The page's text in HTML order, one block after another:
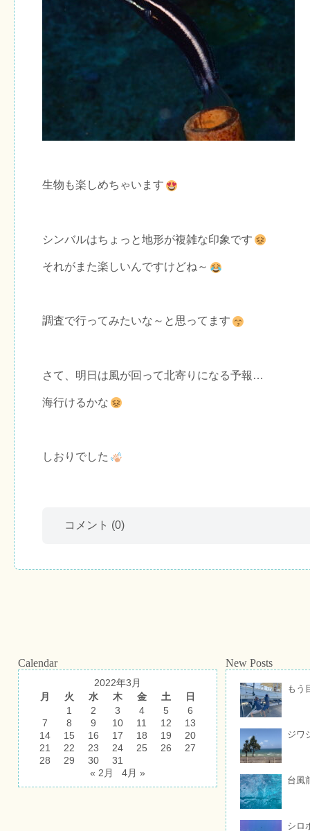
生物も楽しめちゃいます
シンバルはちょっと地形が複雑な印象です
それがまた楽しいんですけどね～
調査で行ってみたいな～と思ってます
さて、明日は風が回って北寄りになる予報…
海行けるかな
しおりでした
コメント (0)
Calendar
2022年3月
月
火 水 木 金 土
日
1
2 3 4 5
6
7
8 9 10 11 12
13
14
15 16 17 18 19
20
21
22 23 24 25 26
27
28
29 30
31
« 2月
4月 »
New Posts
もう
ジワ
台風
シロ